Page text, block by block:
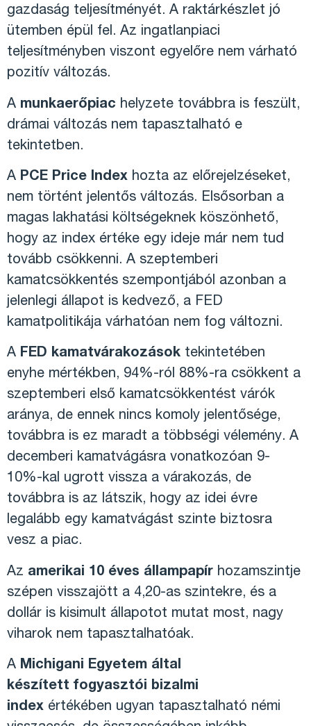
gazdaság teljesítményét. A raktárkészlet jó
ütemben épül fel. Az ingatlanpiaci
teljesítményben viszont egyelőre nem várható
pozitív változás.
A munkaerőpiac helyzete továbbra is feszült,
drámai változás nem tapasztalható e
tekintetben.
A PCE Price Index hozta az előrejelzéseket,
nem történt jelentős változás. Elsősorban a
magas lakhatási költségeknek köszönhető,
hogy az index értéke egy ideje már nem tud
tovább csökkenni. A szeptemberi
kamatcsökkentés szempontjából azonban a
jelenlegi állapot is kedvező, a FED
kamatpolitikája várhatóan nem fog változni.
A FED kamatvárakozások tekintetében
enyhe mértékben, 94%-ról 88%-ra csökkent a
szeptemberi első kamatcsökkentést várók
aránya, de ennek nincs komoly jelentősége,
továbbra is ez maradt a többségi vélemény. A
decemberi kamatvágásra vonatkozóan 9-
10%-kal ugrott vissza a várakozás, de
továbbra is az látszik, hogy az idei évre
legalább egy kamatvágást szinte biztosra
vesz a piac.
Az amerikai 10 éves állampapír hozamszintje
szépen visszajött a 4,20-as szintekre, és a
dollár is kisimult állapotot mutat most, nagy
viharok nem tapasztalhatóak.
A Michigani Egyetem által
készített fogyasztói bizalmi
index értékében ugyan tapasztalható némi